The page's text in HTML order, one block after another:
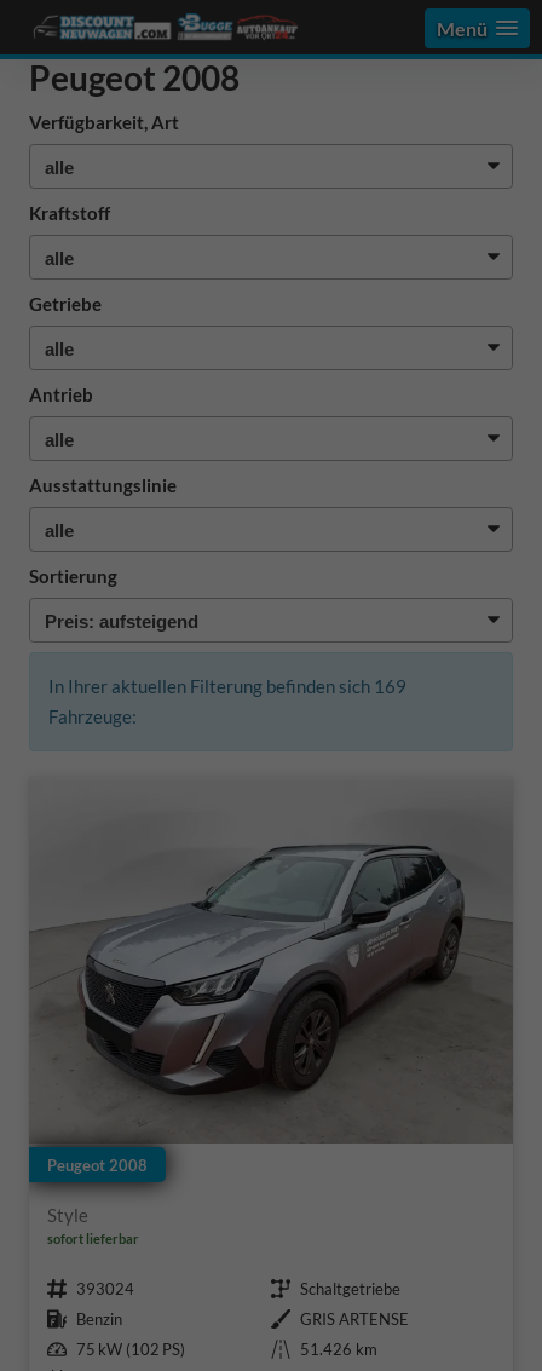
Menü
Peugeot 2008
Verfügbarkeit, Art
Kraftstoff
Getriebe
Antrieb
Ausstattungslinie
Sortierung
In Ihrer aktuellen Filterung befinden sich 169
Fahrzeuge:
Peugeot 2008
Style
sofort lieferbar
Fahrzeugnr. 393024 Getriebe Schaltgetriebe
Kraftstoff Benzin Außenfarbe GRIS ARTENSE
Leistung 75 kW (102 PS) Kilometerstand
51.426 km